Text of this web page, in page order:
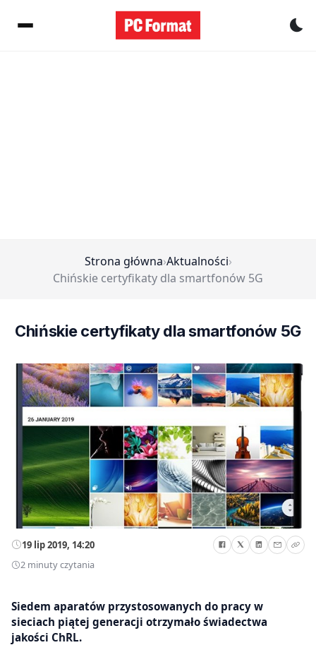
Strona główna›Aktualności›
Chińskie certyfikaty dla smartfonów 5G
Chińskie certyfikaty dla smartfonów 5G
19 lip 2019, 14:20
2 minuty czytania
Siedem aparatów przystosowanych do pracy w
sieciach piątej generacji otrzymało świadectwa
jakości ChRL.